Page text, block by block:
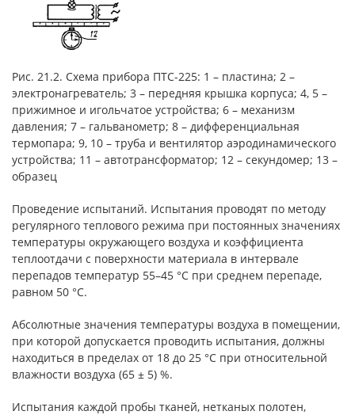
Рис. 21.2. Схема прибора ПТС-225: 1 – пластина; 2 –
электронагреватель; 3 – передняя крышка корпуса; 4, 5 –
прижимное и игольчатое устройства; 6 – механизм
давления; 7 – гальванометр; 8 – дифференциальная
термопара; 9, 10 – труба и вентилятор аэродинамического
устройства; 11 – автотрансформатор; 12 – секундомер; 13 –
образец
Проведение испытаний. Испытания проводят по методу
регулярного теплового режима при постоянных значениях
температуры окружающего воздуха и коэффициента
теплоотдачи с поверхности материала в интервале
перепадов температур 55–45 °С при среднем перепаде,
равном 50 °С.
Абсолютные значения температуры воздуха в помещении,
при которой допускается проводить испытания, должны
находиться в пределах от 18 до 25 °С при относительной
влажности воздуха (65 ± 5) %.
Испытания каждой пробы тканей, нетканых полотен,